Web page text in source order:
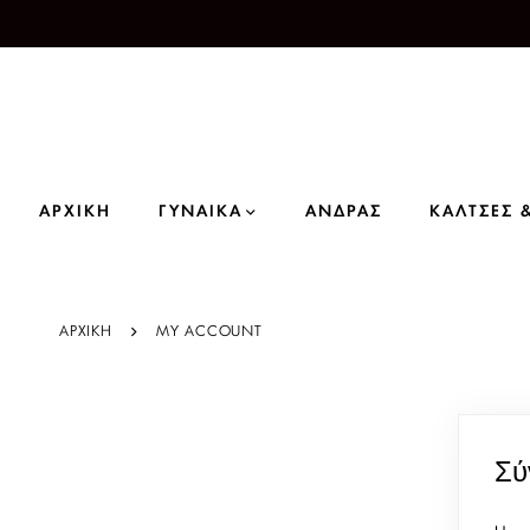
ΑΡΧΙΚΗ ΓΥΝΑΙΚΑ ΑΝΔΡΑΣ ΚΑΛΤΣΕΣ
ΑΡΧΙΚΗ MY ACCOUNT